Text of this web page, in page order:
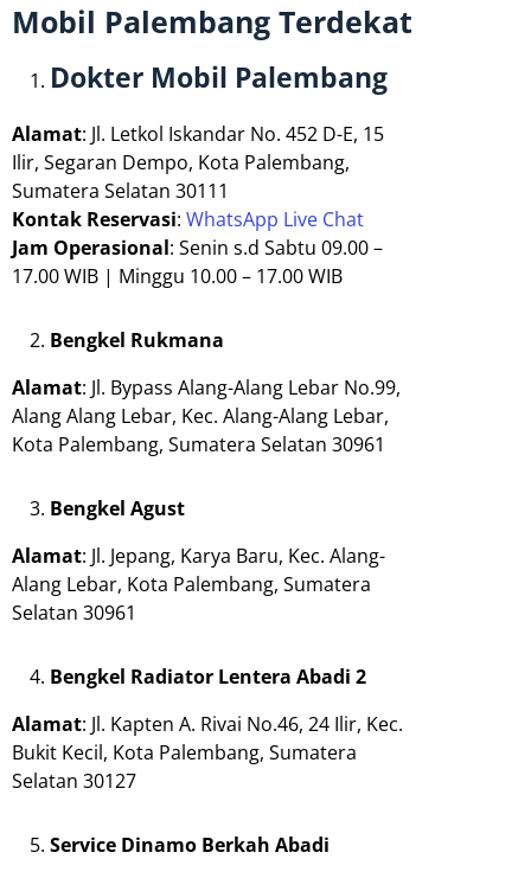
Mobil Palembang Terdekat
Dokter Mobil Palembang
Alamat: Jl. Letkol Iskandar No. 452 D-E, 15
Ilir, Segaran Dempo, Kota Palembang,
Sumatera Selatan 30111
Kontak Reservasi: WhatsApp Live Chat
Jam Operasional: Senin s.d Sabtu 09.00 –
17.00 WIB | Minggu 10.00 – 17.00 WIB
Bengkel Rukmana
Alamat: Jl. Bypass Alang-Alang Lebar No.99,
Alang Alang Lebar, Kec. Alang-Alang Lebar,
Kota Palembang, Sumatera Selatan 30961
Bengkel Agust
Alamat: Jl. Jepang, Karya Baru, Kec. Alang-
Alang Lebar, Kota Palembang, Sumatera
Selatan 30961
Bengkel Radiator Lentera Abadi 2
Alamat: Jl. Kapten A. Rivai No.46, 24 Ilir, Kec.
Bukit Kecil, Kota Palembang, Sumatera
Selatan 30127
Service Dinamo Berkah Abadi